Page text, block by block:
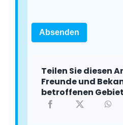
Absenden
Teilen Sie diesen
Freunde und
betroffenen